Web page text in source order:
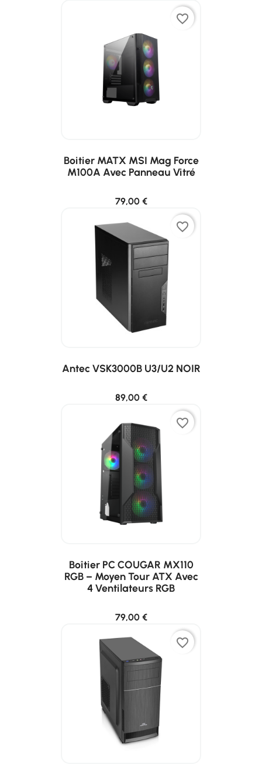
favorite_border
Boitier MATX MSI Mag Force
M100A Avec Panneau Vitré
79,00 €
favorite_border
Antec VSK3000B U3/U2 NOIR
89,00 €
favorite_border
Boîtier PC COUGAR MX110
RGB – Moyen Tour ATX Avec
4 Ventilateurs RGB
79,00 €
favorite_border